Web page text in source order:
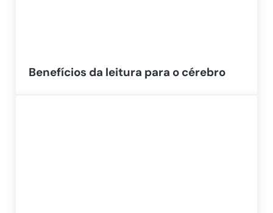
Benefícios da leitura para o cérebro